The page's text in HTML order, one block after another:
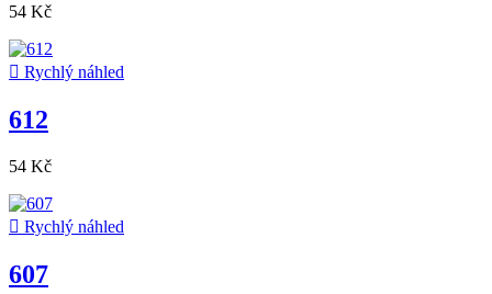
54 Kč
 Rychlý náhled
612
54 Kč
 Rychlý náhled
607